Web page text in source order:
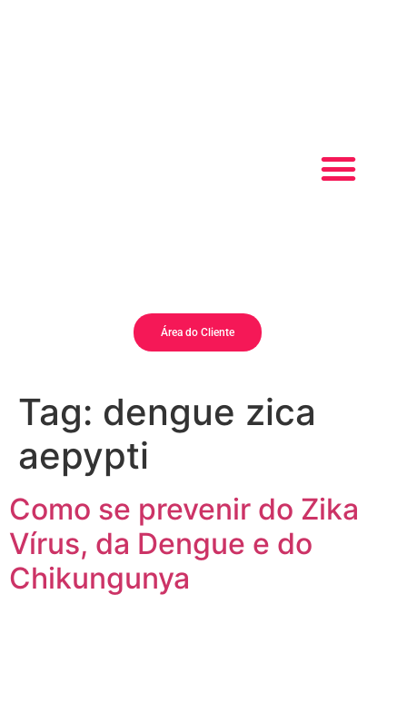
Área do Cliente
Tag: dengue zica
aepypti
Como se prevenir do Zika
Vírus, da Dengue e do
Chikungunya